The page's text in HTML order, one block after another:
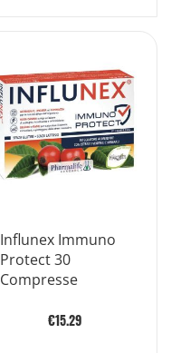
Influnex Immuno
Protect 30
Compresse
€15.29